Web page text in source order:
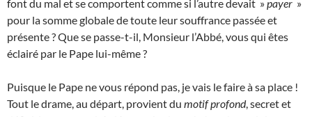
font du mal et se comportent comme si l’autre devait »payer »
pour la somme globale de toute leur souffrance passée et
présente ? Que se passe-t-il, Monsieur l’Abbé, vous qui êtes
éclairé par le Pape lui-même ?
Puisque le Pape ne vous répond pas, je vais le faire à sa place !
Tout le drame, au départ, provient du motif profond, secret et